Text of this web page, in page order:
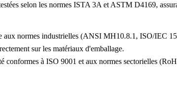
selon les normes ISTA 3A et ASTM D4169,
aux normes industrielles (ANSI MH10.8.1, ISO/IEC
sur les matériaux d'emballage.
conformes à ISO 9001 et aux normes sectorielles (